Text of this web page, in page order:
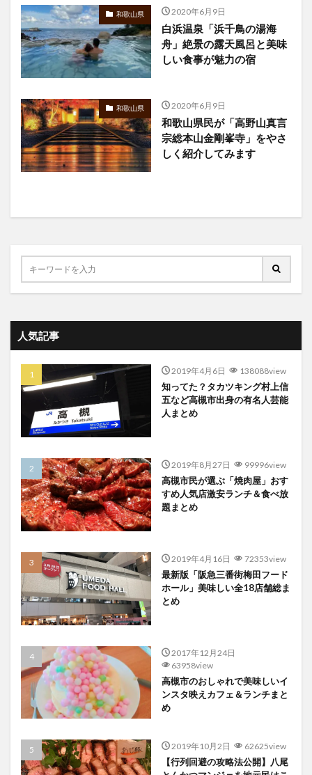
和歌山県 2020年6月9日
白浜温泉「浜千鳥の湯海
舟」絶景の露天風呂と美味
しい食事が魅力の宿
和歌山県 2020年6月9日
和歌山県民が「高野山真言
宗総本山金剛峯寺」をやさ
しく紹介してみます
人気記事
2019年4月6日 138088view
知ってた？タカツキング村上信
五など高槻市出身の有名人芸能
人まとめ
2019年8月27日 99996view
高槻市民が選ぶ「焼肉屋」おす
すめ人気店激安ランチ＆食べ放
題まとめ
2019年4月16日 72353view
最新版「阪急三番街梅田フード
ホール」美味しい全18店舗総ま
とめ
2017年12月24日
63958view
高槻市のおしゃれで美味しいイ
ンスタ映えカフェ＆ランチまと
め
2019年10月2日 62625view
【行列回避の攻略法公開】八尾